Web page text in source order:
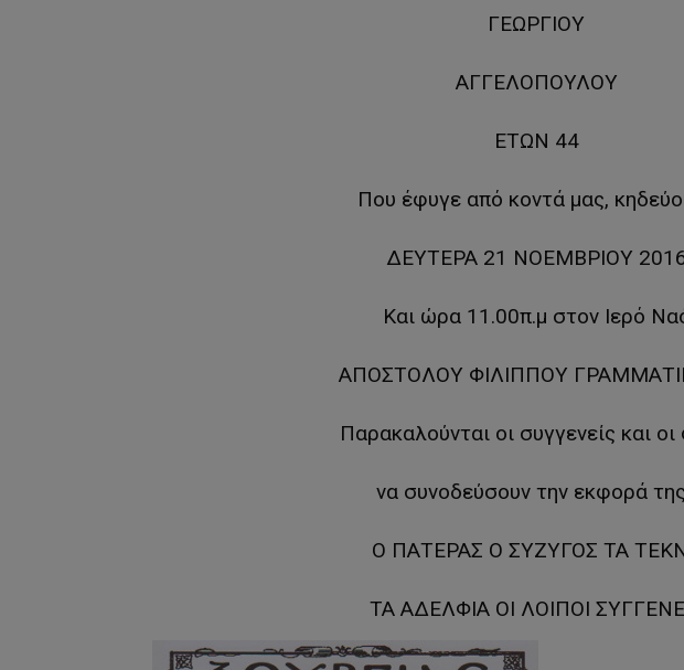
ΓΕΩΡΓΙΟΥ
ΑΓΓΕΛΟΠΟΥΛΟΥ
ΕΤΩΝ 44
Που έφυγε από κοντά μας,
ΔΕΥΤΕΡΑ 21 ΝΟΕΜΒΡΙΟΥ
Και ώρα 11.00π.μ στον Ιερό
ΑΠΟΣΤΟΛΟΥ ΦΙΛΙΠΠΟΥ
Παρακαλούνται οι συγγενείς και οι
να συνοδεύσουν την εκφορά
Ο ΠΑΤΕΡΑΣ Ο ΣΥΖΥΓΟΣ ΤΑ
ΤΑ ΑΔΕΛΦΙΑ ΟΙ ΛΟΙΠΟΙ